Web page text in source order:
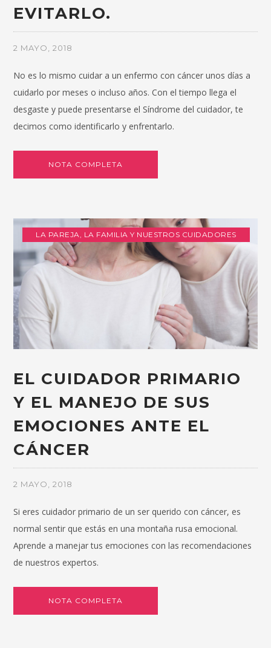
EVITARLO.
2 MAYO, 2018
No es lo mismo cuidar a un enfermo con cáncer unos días a
cuidarlo por meses o incluso años. Con el tiempo llega el
desgaste y puede presentarse el Síndrome del cuidador, te
decimos como identificarlo y enfrentarlo.
NOTA COMPLETA
LA PAREJA, LA FAMILIA Y NUESTROS CUIDADORES
EL CUIDADOR PRIMARIO
Y EL MANEJO DE SUS
EMOCIONES ANTE EL
CÁNCER
2 MAYO, 2018
Si eres cuidador primario de un ser querido con cáncer, es
normal sentir que estás en una montaña rusa emocional.
Aprende a manejar tus emociones con las recomendaciones
de nuestros expertos.
NOTA COMPLETA